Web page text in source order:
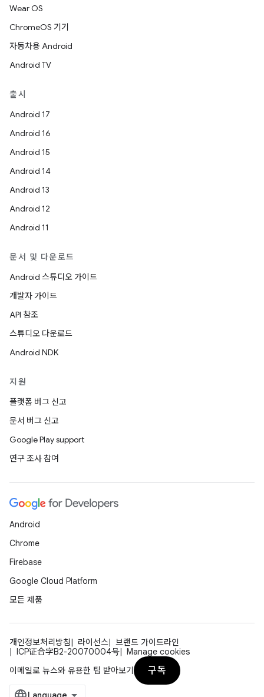
Wear OS
ChromeOS 기기
자동차용 Android
Android TV
출시
Android 17
Android 16
Android 15
Android 14
Android 13
Android 12
Android 11
문서 및 다운로드
Android 스튜디오 가이드
개발자 가이드
API 참조
스튜디오 다운로드
Android NDK
지원
플랫폼 버그 신고
문서 버그 신고
Google Play support
연구 조사 참여
Android
Chrome
Firebase
Google Cloud Platform
모든 제품
개인정보처리방침 라이선스
브랜드 가이드라인
ICP证合字B2-20070004号
Manage cookies
이메일로 뉴스와 유용한 팁 받아보기
구독